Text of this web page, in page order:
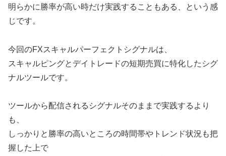
明らかに勝率が高い時だけ実践することもある、という感
じです。
今回のFXスキャルパーフェクトシグナルは、
スキャルピングとデイトレードの短期売買に特化したシグ
ナルツールです。
ツールから配信されるシグナルそのままで実践するより
も、
しっかりと勝率の高いところの時間帯やトレンド状況も把
握した上で